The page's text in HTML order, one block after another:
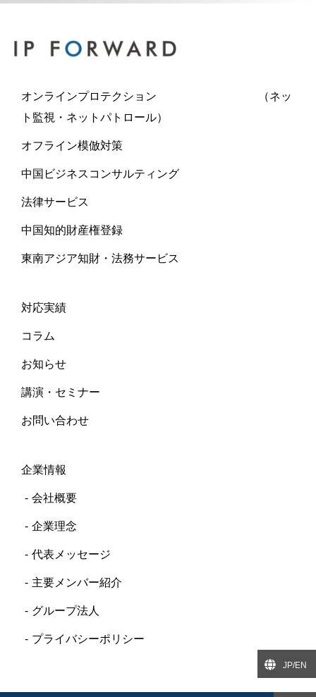
オンラインプロテクション （ネッ
ト監視・ネットパトロール）
オフライン模倣対策
中国ビジネスコンサルティング
法律サービス
中国知的財産権登録
東南アジア知財・法務サービス
対応実績
コラム
お知らせ
講演・セミナー
お問い合わせ
企業情報
会社概要
企業理念
代表メッセージ
主要メンバー紹介
グループ法人
プライバシーポリシー
JP/EN